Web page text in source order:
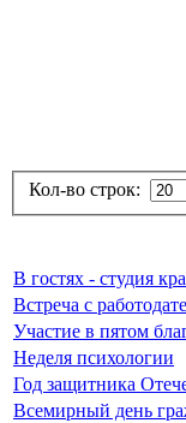
Кол-во строк:
В гостях - студия
Встреча с
Участие в пятом
Неделя психологии
Год защитника
Всемирный день